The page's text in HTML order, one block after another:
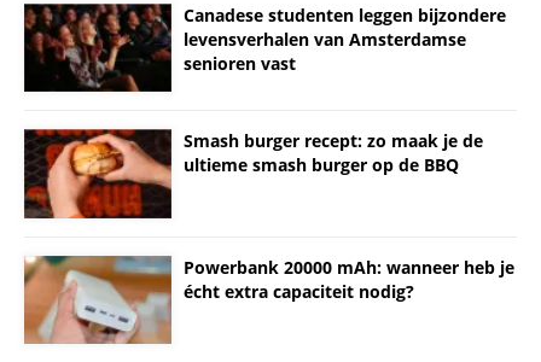
Canadese studenten leggen bijzondere
levensverhalen van Amsterdamse
senioren vast
Smash burger recept: zo maak je de
ultieme smash burger op de BBQ
Powerbank 20000 mAh: wanneer heb je
écht extra capaciteit nodig?